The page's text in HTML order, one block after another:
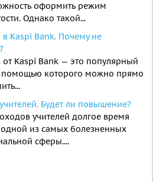
оформить режим
Однако такой...
в Kaspi Bank. Почему не
от Kaspi Bank — это популярный
помощью которого можно прямо
Будет ли повышение?
учителей долгое время
одной из самых болезненных
сферы....